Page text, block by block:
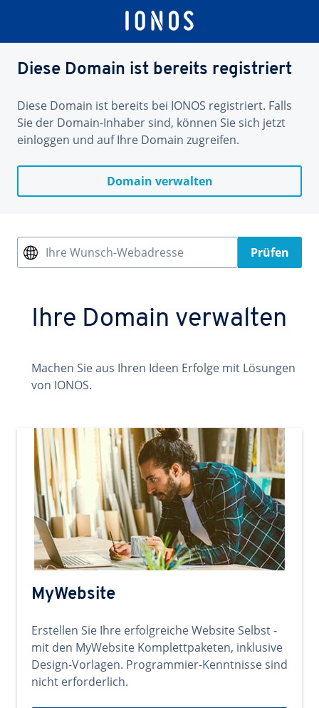
Diese Domain ist bereits registriert
Diese Domain ist bereits bei IONOS registriert. Falls
Sie der Domain-Inhaber sind, können Sie sich jetzt
einloggen und auf Ihre Domain zugreifen.
Domain verwalten
Ihre Wunsch-Webadresse Prüfen
Ihre Domain verwalten
Machen Sie aus Ihren Ideen Erfolge mit Lösungen
von IONOS.
MyWebsite
Erstellen Sie Ihre erfolgreiche Website Selbst -
mit den MyWebsite Komplettpaketen, inklusive
Design-Vorlagen. Programmier-Kenntnisse sind
nicht erforderlich.